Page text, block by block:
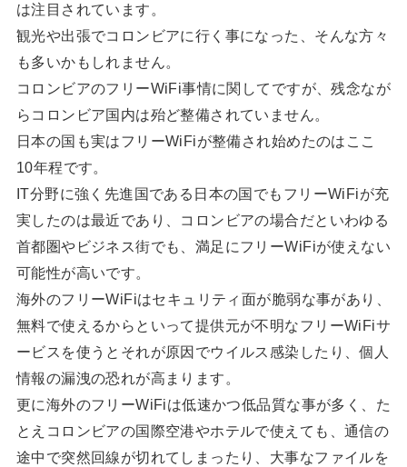
は注目されています。
観光や出張でコロンビアに行く事になった、そんな方々
も多いかもしれません。
コロンビアのフリーWiFi事情に関してですが、残念なが
らコロンビア国内は殆ど整備されていません。
日本の国も実はフリーWiFiが整備され始めたのはここ
10年程です。
IT分野に強く先進国である日本の国でもフリーWiFiが充
実したのは最近であり、コロンビアの場合だといわゆる
首都圏やビジネス街でも、満足にフリーWiFiが使えない
可能性が高いです。
海外のフリーWiFiはセキュリティ面が脆弱な事があり、
無料で使えるからといって提供元が不明なフリーWiFiサ
ービスを使うとそれが原因でウイルス感染したり、個人
情報の漏洩の恐れが高まります。
更に海外のフリーWiFiは低速かつ低品質な事が多く、た
とえコロンビアの国際空港やホテルで使えても、通信の
途中で突然回線が切れてしまったり、大事なファイルを